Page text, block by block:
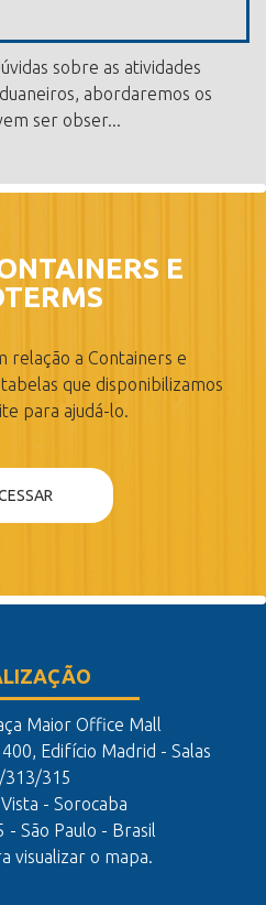
sobre as atividades
abordaremos os
ser obser...
E
relação a Containers e
que disponibilizamos
para ajudá-lo.
Maior Office Mall
Edifício Madrid - Salas
313/315
- Sorocaba
- São Paulo - Brasil
visualizar o mapa.